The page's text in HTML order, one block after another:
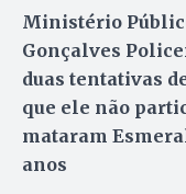
Ministério
Gonçalves
duas tentativas
que ele não
mataram
anos